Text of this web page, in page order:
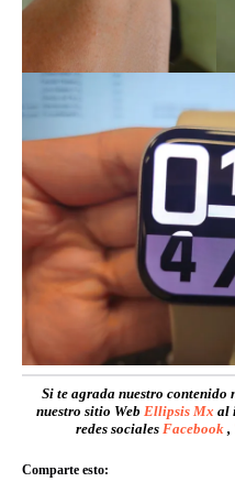
Si te agrada nuestro contenido
nuestro sitio Web Ellipsis Mx al
redes sociales Facebook ,
Comparte esto: